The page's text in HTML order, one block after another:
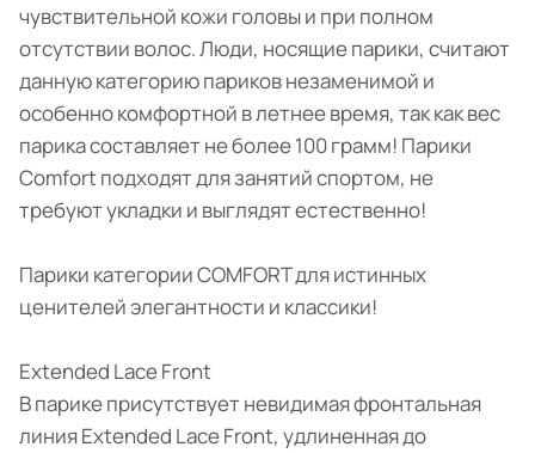
чувствительной кожи головы и при полном
отсутствии волос. Люди, носящие парики, считают
данную категорию париков незаменимой и
особенно комфортной в летнее время, так как вес
парика составляет не более 100 грамм! Парики
Comfort подходят для занятий спортом, не
требуют укладки и выглядят естественно!
Парики категории COMFORT для истинных
ценителей элегантности и классики!
Extended Lace Front
В парике присутствует невидимая фронтальная
линия Extended Lace Front, удлиненная до